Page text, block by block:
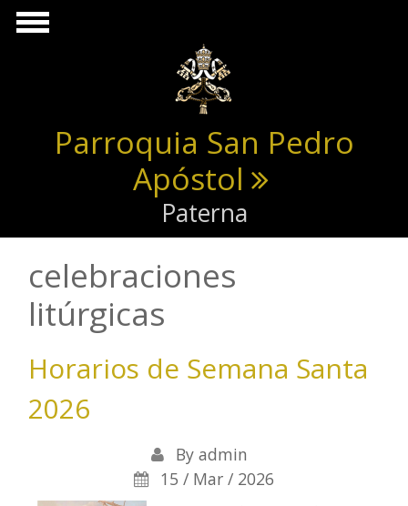
Pasar al contenido principal
Parroquia San Pedro
Apóstol
Paterna
celebraciones
litúrgicas
Horarios de Semana Santa
2026
By admin
15 / Mar / 2026